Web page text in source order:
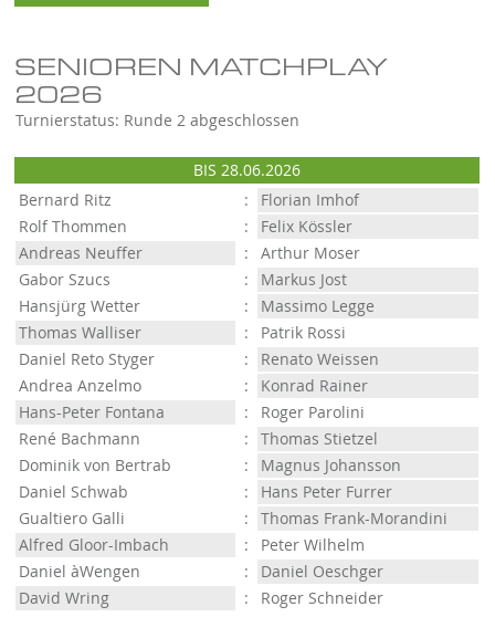
SENIOREN MATCHPLAY
2026
Turnierstatus: Runde 2 abgeschlossen
BIS 28.06.2026
Bernard Ritz
:
Florian Imhof
Rolf Thommen
:
Felix Kössler
Andreas Neuffer
:
Arthur Moser
Gabor Szucs
:
Markus Jost
Hansjürg Wetter
:
Massimo Legge
Thomas Walliser
:
Patrik Rossi
Daniel Reto Styger
:
Renato Weissen
Andrea Anzelmo
:
Konrad Rainer
Hans-Peter Fontana
:
Roger Parolini
René Bachmann
:
Thomas Stietzel
Dominik von Bertrab
:
Magnus Johansson
Daniel Schwab
:
Hans Peter Furrer
Gualtiero Galli
:
Thomas Frank-Morandini
Alfred Gloor-Imbach
:
Peter Wilhelm
Daniel àWengen
:
Daniel Oeschger
David Wring
:
Roger Schneider